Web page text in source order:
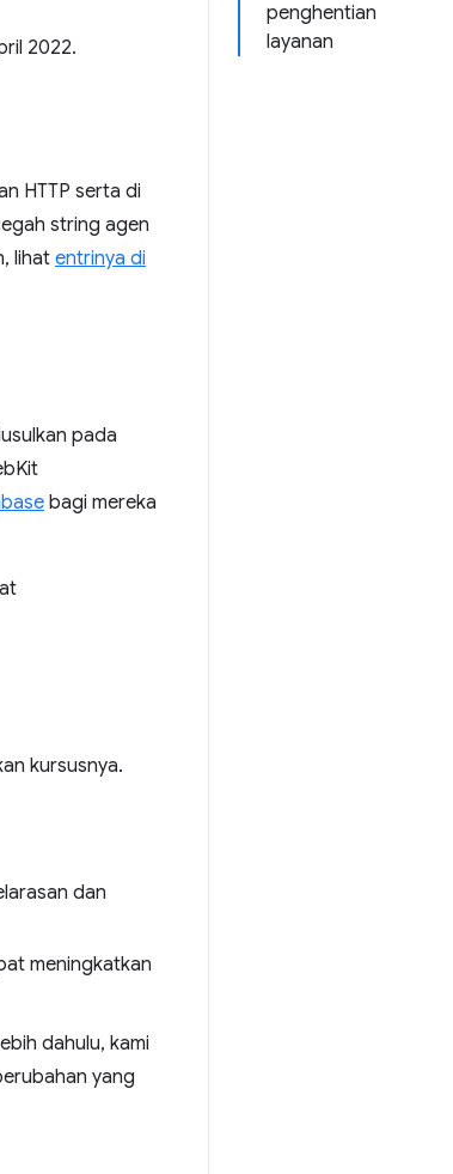
penghentian
layanan
2022.
HTTP serta di
string agen
lihat entrinya di
pada
bagi mereka
kursusnya.
dan
meningkatkan
dahulu, kami
yang